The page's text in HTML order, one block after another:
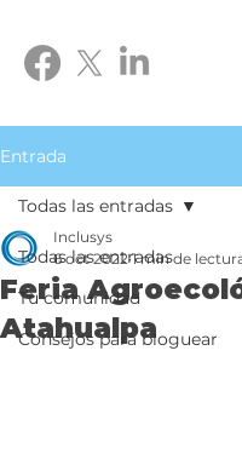
Entrada
Todas las entradas
Tu comunidad
Consejos para bloguear
Todas las entradas
Feria
Atahualpa
Inclusys
6 oct 2022 1 min de